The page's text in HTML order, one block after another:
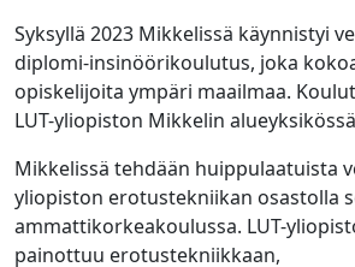
Syksyllä 2023 Mikkelissä käynnistyi
diplomi-insinöörikoulutus, joka
opiskelijoita ympäri maailmaa.
LUT-yliopiston Mikkelin
Mikkelissä tehdään huippulaatuista
yliopiston erotustekniikan osastolla
ammattikorkeakoulussa. LUT-
painottuu erotustekniikkaan,